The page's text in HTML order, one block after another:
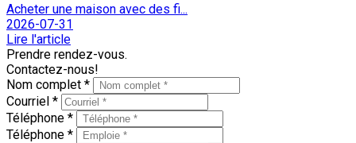
Acheter une maison avec des fi...
2026-07-31
Lire l'article
Prendre rendez-vous.
Contactez-nous!
Nom complet *
Courriel *
Téléphone *
Téléphone *